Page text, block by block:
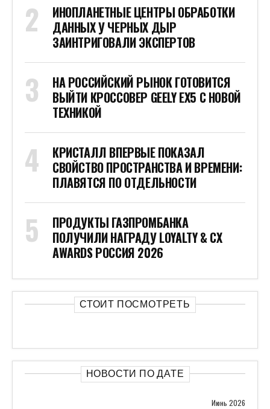
ИНОПЛАНЕТНЫЕ ЦЕНТРЫ ОБРАБОТКИ
ДАННЫХ У ЧЕРНЫХ ДЫР
ЗАИНТРИГОВАЛИ ЭКСПЕРТОВ
НА РОССИЙСКИЙ РЫНОК ГОТОВИТСЯ
ВЫЙТИ КРОССОВЕР GEELY EX5 С НОВОЙ
ТЕХНИКОЙ
КРИСТАЛЛ ВПЕРВЫЕ ПОКАЗАЛ
СВОЙСТВО ПРОСТРАНСТВА И ВРЕМЕНИ:
ПЛАВЯТСЯ ПО ОТДЕЛЬНОСТИ
ПРОДУКТЫ ГАЗПРОМБАНКА
ПОЛУЧИЛИ НАГРАДУ LOYALTY & CX
AWARDS РОССИЯ 2026
СТОИТ ПОСМОТРЕТЬ
НОВОСТИ ПО ДАТЕ
Июнь 2026